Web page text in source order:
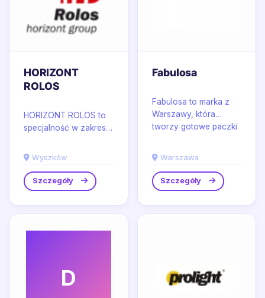
HORIZONT
ROLOS
HORIZONT ROLOS to
specjalność w zakresie
bezpieczeństwa na
drogach,
wykorzystywanych
podczas...
Wyszków
Szczegóły
Fabulosa
Fabulosa to marka z
Warszawy, która
tworzy gotowe paczki
dopracowane...
Warszawa
Szczegóły
D